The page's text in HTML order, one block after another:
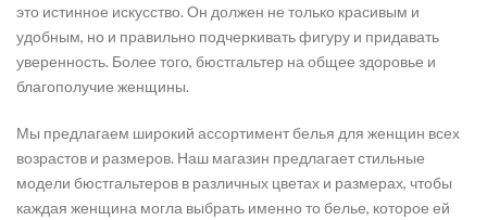
это истинное искусство. Он должен не только красивым и
удобным, но и правильно подчеркивать фигуру и придавать
уверенность. Более того, бюстгальтер на общее здоровье и
благополучие женщины.
Мы предлагаем широкий ассортимент белья для женщин всех
возрастов и размеров. Наш магазин предлагает стильные
модели бюстгальтеров в различных цветах и размерах, чтобы
каждая женщина могла выбрать именно то белье, которое ей